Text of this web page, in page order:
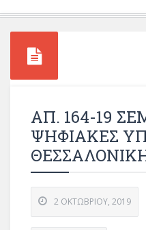
ΑΠ. 164-19
ΨΗΦΙΑΚΕΣ
2 ΟΚΤΩΒΡΊΟΥ, 2019